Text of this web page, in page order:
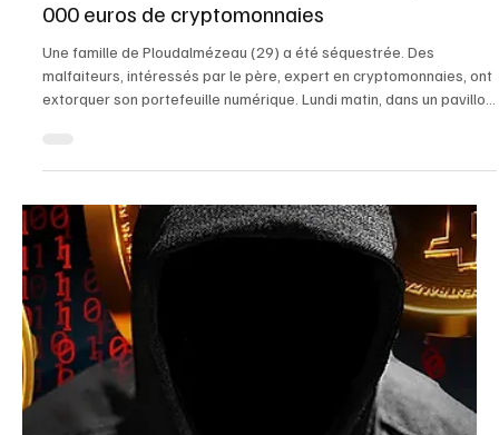
23 avr.
commerce international
La Fédération de Russie avance dans la mise en place d’un cadre
réglementaire pour les actifs numériques, sous l’égide de la
Banque centrale. La Douma d’État, chambre basse du Parlement
russe, a adopté en première lecture un nouveau projet de loi sur
les cryptomonnaies, comme le rapporte le média local TASS. Une
large majorité des 450 députés, soit 327 voix (73%), ont soutenu
le texte, indiquant une volonté de progresser rapidement sur ce
dossier. Ce projet de loi établit un